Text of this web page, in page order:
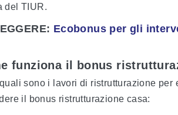
del TIUR.
Ecobonus per gli
funziona il bonus
sono i lavori di ristrutturazione
il bonus ristrutturazione casa: